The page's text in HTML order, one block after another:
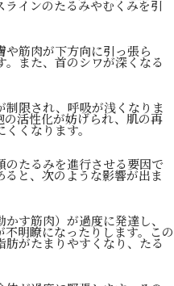
インのたるみやむくみを引
筋肉が下方向に引っ張ら
また、首のシワが深くなる
限され、呼吸が浅くなりま
活性化が妨げられ、肌の再
くなります。
のたるみを進行させる要因で
と、次のような影響が出ま
す筋肉）が過度に発達し、
明瞭になったりします。この
がたまりやすくなり、たる